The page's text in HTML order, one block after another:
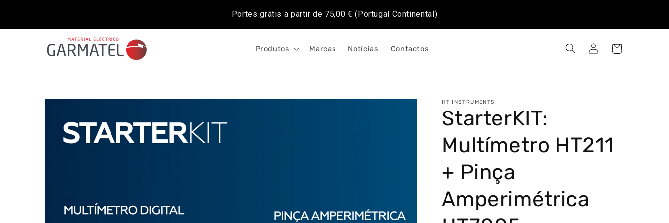
Portes grátis a partir de 75,00 € (Portugal Continental)
Produtos Marcas Notícias Contactos
Iniciar
sessão
Carrinho
Saltar para
do produto
HT INSTRUMENTS
StarterKIT:
Multímetro HT211
+ Pinça
Amperimétrica